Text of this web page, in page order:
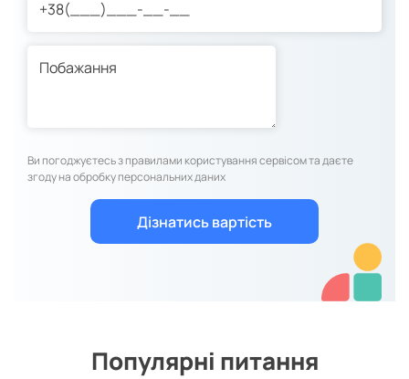
Ви погоджуєтесь з правилами користування сервісом та даєте
згоду на обробку персональних даних
Популярні питання